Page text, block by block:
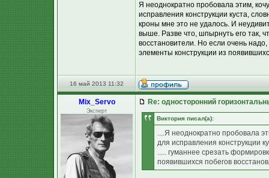
Я неоднократно пробовала этим,
исправления конструкции куста,
кроны мне это не удалось. И
выше. Разве что, шпырнуть его так,
восстановители. Но если очень
элементы конструкции из
16 май 2013 11:32
Mix_Servo
Эксперт
Re: односторонний
Виктория писал(а):
....Я неоднократно пробовала
для исправления конструкции
..... гуманнее срезать
появившихся побегов